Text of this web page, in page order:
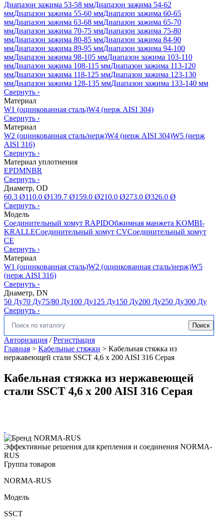
Диапазон зажима 53-58 ммДиапазон зажима 54-62
ммДиапазон зажима 55-60 ммДиапазон зажима 60-65
ммДиапазон зажима 63-68 ммДиапазон зажима 65-70
ммДиапазон зажима 70-75 ммДиапазон зажима 75-80
ммДиапазон зажима 80-85 ммДиапазон зажима 84-90
ммДиапазон зажима 89-95 ммДиапазон зажима 94-100
ммДиапазон зажима 98-105 ммДиапазон зажима 103-110
ммДиапазон зажима 108-115 ммДиапазон зажима 113-120
ммДиапазон зажима 118-125 ммДиапазон зажима 123-130
ммДиапазон зажима 128-135 ммДиапазон зажима 133-140 мм
Свернуть ›
Материал
W1 (оцинкованная сталь)W4 (нерж AISI 304)
Свернуть ›
Материал
W2 (оцинкованная сталь/нерж)W4 (нерж AISI 304)W5 (нерж
AISI 316)
Свернуть ›
Материал уплотнения
EPDMNBR
Свернуть ›
Диаметр, OD
60.3 Ø110.0 Ø139.7 Ø159.0 Ø210.0 Ø273.0 Ø326.0 Ø
Свернуть ›
Модель
Соединительный хомут RAPIDОбжимная манжета KOMBI-
KRALLEСоединительный хомут CVСоединительный хомут
CE
Свернуть ›
Материал
W1 (оцинкованная сталь)W2 (оцинкованная сталь/нерж)W5
(нерж AISI 316)
Свернуть ›
Диаметр, DN
50 Ду70 Ду75/80 Ду100 Ду125 Ду150 Ду200 Ду250 Ду300 Ду
Свернуть ›
Искать: Поиск
Авторизация /Регистрация
Главная > Кабельные стяжки > Кабельная стяжка из
нержавеющей стали SSCT 4,6 x 200 AISI 316 Серая
Кабельная стяжка из нержавеющей
стали SSCT 4,6 x 200 AISI 316 Серая
Эффективные решения для крепления и соединения NORMA-
RUS
Группа товаров
NORMA-RUS
Модель
SSCT